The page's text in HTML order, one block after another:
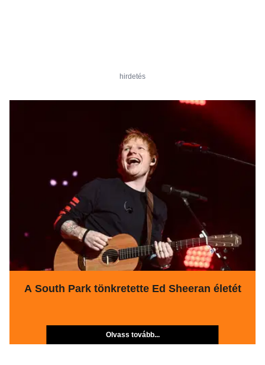
hirdetés
A South Park tönkretette Ed Sheeran életét
Olvass tovább...